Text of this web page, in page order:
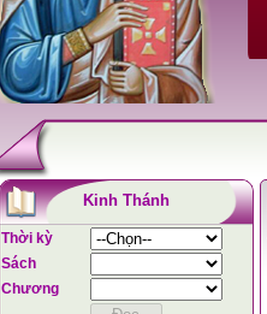
Kinh Thánh
Thời kỳ
Sách
Chương